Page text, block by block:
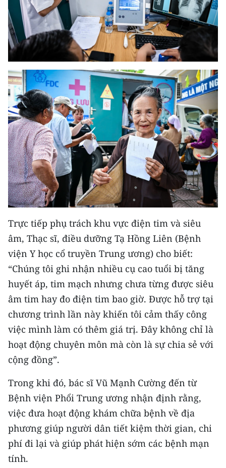
Trực tiếp phụ trách khu vực điện tim và siêu
âm, Thạc sĩ, điều dưỡng Tạ Hồng Liên (Bệnh
viện Y học cổ truyền Trung ương) cho biết:
“Chúng tôi ghi nhận nhiều cụ cao tuổi bị tăng
huyết áp, tim mạch nhưng chưa từng được siêu
âm tim hay đo điện tim bao giờ. Được hỗ trợ tại
chương trình lần này khiến tôi cảm thấy công
việc mình làm có thêm giá trị. Đây không chỉ là
hoạt động chuyên môn mà còn là sự chia sẻ với
cộng đồng”.
Trong khi đó, bác sĩ Vũ Mạnh Cường đến từ
Bệnh viện Phổi Trung ương nhận định rằng,
việc đưa hoạt động khám chữa bệnh về địa
phương giúp người dân tiết kiệm thời gian, chi
phí đi lại và giúp phát hiện sớm các bệnh mạn
tính.